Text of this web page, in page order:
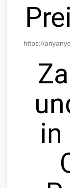
https://
in